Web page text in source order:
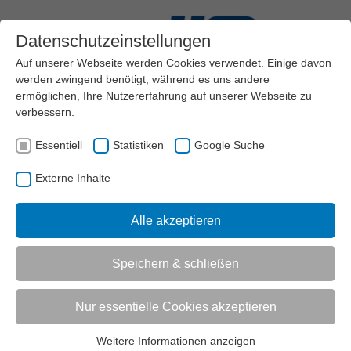
VEREINSMANAGEMENT
UNTERMENÜ
Vorlesen
Informationen zum Readspeaker öffnen
Einführung in das Thema Ehrenamt &
Datenschutzeinstellungen
Auf unserer Webseite werden Cookies verwendet. Einige davon
werden zwingend benötigt, während es uns andere
ermöglichen, Ihre Nutzererfahrung auf unserer Webseite zu
verbessern.
Essentiell Statistiken Google Suche
Externe Inhalte
Alle akzeptieren
Speichern & schließen
Nur essentielle Cookies akzeptieren
Weitere Informationen anzeigen